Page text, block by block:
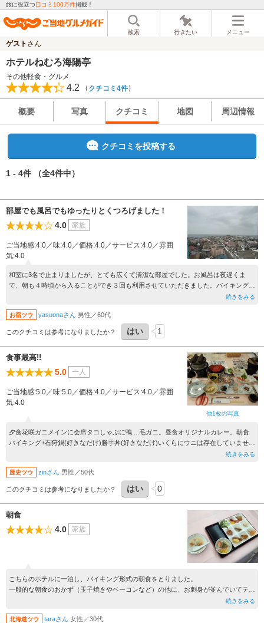
旅に役立つ口コミ100万件掲載！
検索 行きたい メニュー
ゲスト さん
ホテルねむろ海陽亭
その他軽食・グルメ
4.2 （ クチコミ4件）
概要 写真 クチコミ 地図 周辺情報
クチコミを投稿する
1 - 4件 （全4件中）
部屋でも風呂でもゆったりとくつろげました！
4.0 家族
ご当地感:4.0／味:4.0／価格:4.0／サービス:4.0／雰囲
気:4.0
和室に3名で止まりましたが、とても広くて清潔な部屋でした。お風呂は夜遅くま
で、朝も４時頃から入ることができ３回も利用させていただきました。バイキング形
続きをみる
お宿ツウ yasuonaさん 男性／60代
このクチコミは参考になりましたか？ はい 1
他1枚の写真
食事最高!!
5.0 一人
ご当地感:5.0／味:5.0／価格:4.0／サービス:4.0／雰囲
気:4.0
夕食花咲ガニメインに会席タコしゃぶに鴨....毛ガニ。昼食オリジナルカレー。朝食
バイキング+石狩鍋(好きなだけ)勝手丼(好きなだけ)いくらにウニは存在していません
続きをみる
歴史ツウ zinさん 男性／50代
このクチコミは参考になりましたか？ はい 0
朝食
4.0 家族
こちらのホテルに一泊し、バイキング形式の朝食をとりました。
一般的な朝食のおかず（玉子焼きやベーコンなど）の他に、お刺身が並んでいてテン
続きをみる
北海道ツウ taraさん 女性／30代